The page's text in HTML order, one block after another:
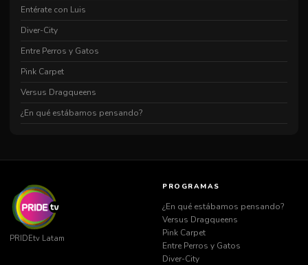
17:43 After Noon
Pinkcarpet
Juntos El Corazó Nunca Se Equivoca
Entérate con Luis
Diver-City
Entre Perros y Gatos
Pink Carpet
Versus Dragqueens
¿En qué estábamos pensando?
PRIDEtv Latam
PROGRAMAS
¿En qué estábamos pensando?
Versus Dragqueens
Pink Carpet
Entre Perros y Gatos
Diver-City